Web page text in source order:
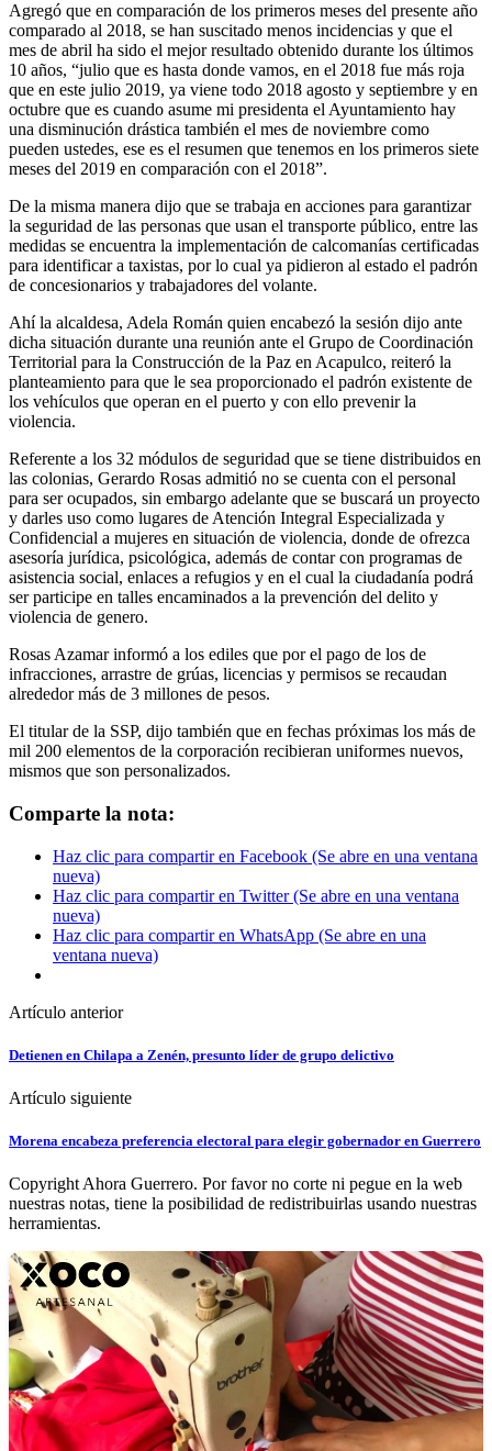
Agregó que en comparación de los primeros meses del presente año
comparado al 2018, se han suscitado menos incidencias y que el
mes de abril ha sido el mejor resultado obtenido durante los últimos
10 años, “julio que es hasta donde vamos, en el 2018 fue más roja
que en este julio 2019, ya viene todo 2018 agosto y septiembre y en
octubre que es cuando asume mi presidenta el Ayuntamiento hay
una disminución drástica también el mes de noviembre como
pueden ustedes, ese es el resumen que tenemos en los primeros siete
meses del 2019 en comparación con el 2018”.
De la misma manera dijo que se trabaja en acciones para garantizar
la seguridad de las personas que usan el transporte público, entre las
medidas se encuentra la implementación de calcomanías certificadas
para identificar a taxistas, por lo cual ya pidieron al estado el padrón
de concesionarios y trabajadores del volante.
Ahí la alcaldesa, Adela Román quien encabezó la sesión dijo ante
dicha situación durante una reunión ante el Grupo de Coordinación
Territorial para la Construcción de la Paz en Acapulco, reiteró la
planteamiento para que le sea proporcionado el padrón existente de
los vehículos que operan en el puerto y con ello prevenir la
violencia.
Referente a los 32 módulos de seguridad que se tiene distribuidos en
las colonias, Gerardo Rosas admitió no se cuenta con el personal
para ser ocupados, sin embargo adelante que se buscará un proyecto
y darles uso como lugares de Atención Integral Especializada y
Confidencial a mujeres en situación de violencia, donde de ofrezca
asesoría jurídica, psicológica, además de contar con programas de
asistencia social, enlaces a refugios y en el cual la ciudadanía podrá
ser participe en talles encaminados a la prevención del delito y
violencia de genero.
Rosas Azamar informó a los ediles que por el pago de los de
infracciones, arrastre de grúas, licencias y permisos se recaudan
alrededor más de 3 millones de pesos.
El titular de la SSP, dijo también que en fechas próximas los más de
mil 200 elementos de la corporación recibieran uniformes nuevos,
mismos que son personalizados.
Comparte la nota:
Haz clic para compartir en Facebook (Se abre en una ventana
nueva)
Haz clic para compartir en Twitter (Se abre en una ventana
nueva)
Haz clic para compartir en WhatsApp (Se abre en una
ventana nueva)
Artículo anterior
Detienen en Chilapa a Zenén, presunto líder de grupo delictivo
Artículo siguiente
Morena encabeza preferencia electoral para elegir gobernador en Guerrero
Copyright Ahora Guerrero. Por favor no corte ni pegue en la web
nuestras notas, tiene la posibilidad de redistribuirlas usando nuestras
herramientas.